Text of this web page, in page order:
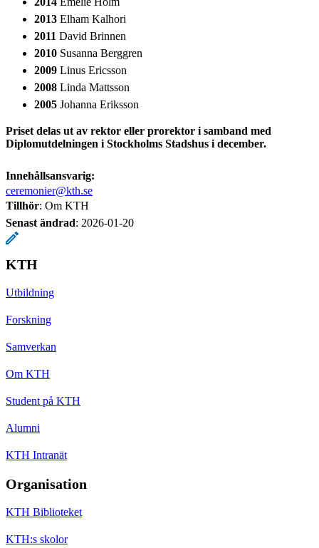
2013 Elham Kalhori
2011 David Brinnen
2010 Susanna Berggren
2009 Linus Ericsson
2008 Linda Mattsson
2005 Johanna Eriksson
Priset delas ut av rektor eller prorektor i samband med
Diplomutdelningen i Stockholms Stadshus i december.
Innehållsansvarig:
ceremonier@kth.se
Tillhör: Om KTH
Senast ändrad: 2026-01-20
KTH
Utbildning
Forskning
Samverkan
Om KTH
Student på KTH
Alumni
KTH Intranät
Organisation
KTH Biblioteket
KTH:s skolor